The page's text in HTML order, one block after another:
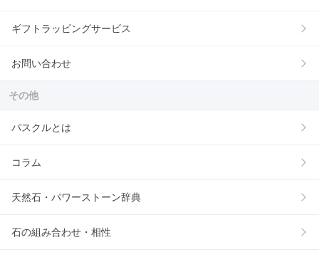
ギフトラッピングサービス
お問い合わせ
その他
パスクルとは
コラム
天然石・パワーストーン辞典
石の組み合わせ・相性